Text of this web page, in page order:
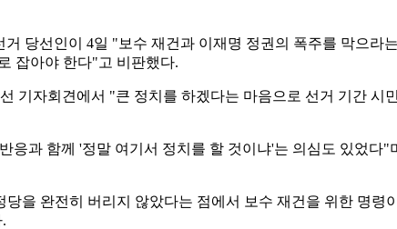
당선인이 4일 "보수 재건과 이재명 정권의 폭주를 막으라
잡아야 한다"고 비판했다.
기자회견에서 "큰 정치를 하겠다는 마음으로 선거 기간
응과 함께 '정말 여기서 정치를 할 것이냐'는 의심도 있었
을 완전히 버리지 않았다는 점에서 보수 재건을 위한 명